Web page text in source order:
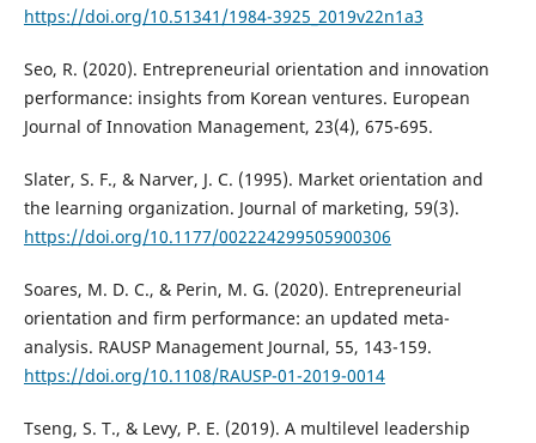
https://doi.org/10.51341/1984-3925_2019v22n1a3
Seo, R. (2020). Entrepreneurial orientation and innovation
performance: insights from Korean ventures. European
Journal of Innovation Management, 23(4), 675-695.
Slater, S. F., & Narver, J. C. (1995). Market orientation and
the learning organization. Journal of marketing, 59(3).
https://doi.org/10.1177/002224299505900306
Soares, M. D. C., & Perin, M. G. (2020). Entrepreneurial
orientation and firm performance: an updated meta-
analysis. RAUSP Management Journal, 55, 143-159.
https://doi.org/10.1108/RAUSP-01-2019-0014
Tseng, S. T., & Levy, P. E. (2019). A multilevel leadership